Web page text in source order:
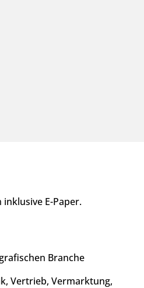
E-Paper.
Branche
Vertrieb, Vermarktung,